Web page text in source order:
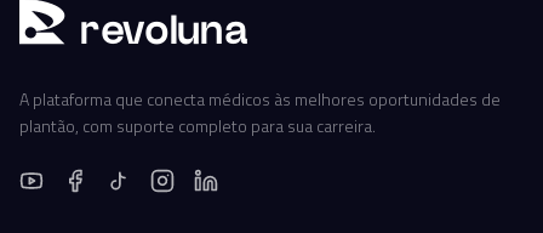
revoluna
A plataforma que conecta médicos às melhores oportunidades de
plantão, com suporte completo para sua carreira.